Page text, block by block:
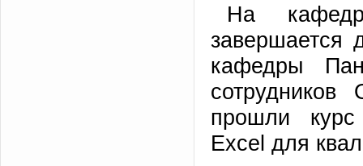
На
завершается
кафедры
прошли
Excel для